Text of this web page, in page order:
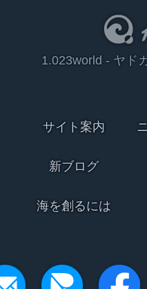
1.023world - ヤド
サイト案内
新ブログ
海を創るには